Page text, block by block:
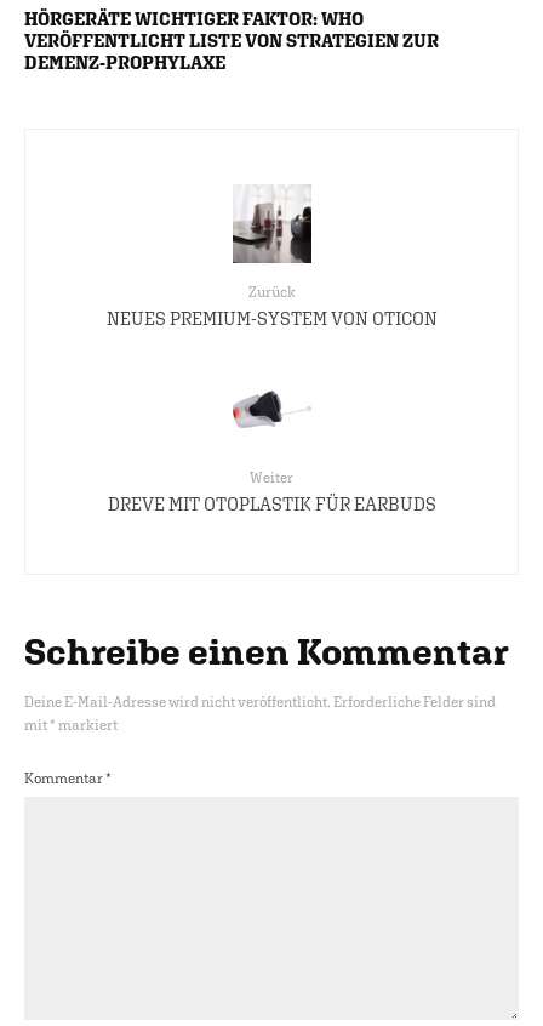
HÖRGERÄTE WICHTIGER FAKTOR: WHO
VERÖFFENTLICHT LISTE VON STRATEGIEN ZUR
DEMENZ-PROPHYLAXE
Zurück
NEUES PREMIUM-SYSTEM VON OTICON
Weiter
DREVE MIT OTOPLASTIK FÜR EARBUDS
Schreibe einen Kommentar
Deine E-Mail-Adresse wird nicht veröffentlicht. Erforderliche Felder sind
mit* markiert
Kommentar*